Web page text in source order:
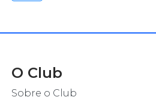
O Club
Sobre o Club